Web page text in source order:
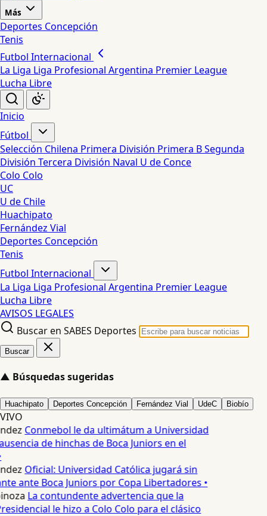
Más
Deportes Concepción
Tenis
Futbol Internacional
La Liga Liga Profesional Argentina Premier League
Lucha Libre
Inicio
Fútbol
Selección Chilena Primera División Primera BSegunda
División Tercera División Naval U de Conce
Colo Colo
UC
U de Chile
Huachipato
Fernández Vial
Deportes Concepción
Tenis
Futbol Internacional
La Liga Liga Profesional Argentina Premier League
Lucha Libre
AVISOS LEGALES
Buscar en SABES Deportes
Buscar
▲ Búsquedas sugeridas
Huachipato Deportes Concepción Fernández Vial UdeC Biobío
VIVO
Conmebol le da ultimátum a Universidad
de hinchas de Boca Juniors en el
Oficial: Universidad Católica jugará sin
ante Boca Juniors por Copa Libertadores •
La contundente advertencia que la
le hizo a Colo Colo para el clásico